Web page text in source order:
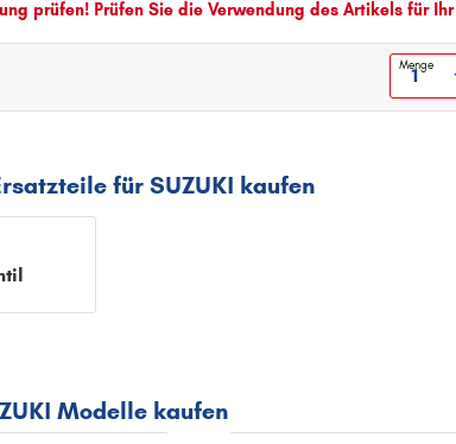
prüfen! Prüfen Sie die Verwendung des Artikels für
Menge
für SUZUKI kaufen
Modelle kaufen